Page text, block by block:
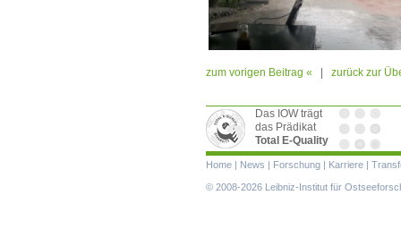
zum vorigen Beitrag « zurück zur
Das IOW trägt
das Prädikat
Total E-Quality
Navigation
überspringen
Home | News | Forschung | Karriere |
© 2008-2026 Leibniz-Institut für